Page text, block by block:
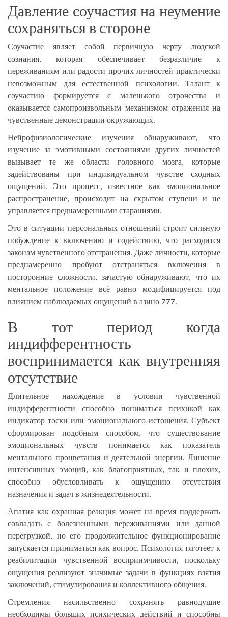
Давление соучастия на неумение
сохраняться в стороне
Соучастие являет собой первичную черту людской
сознания, которая обеспечивает безразличие к
переживаниям или радости прочих личностей практически
невозможным для естественной психологии. Талант к
соучастию формируется с маленького отрочества и
оказывается самопроизвольным механизмом отражения на
чувственные демонстрации окружающих.
Нейрофизиологические изучения обнаруживают, что
изучение за эмотивными состояниями других личностей
вызывает те же области головного мозга, которые
задействованы при индивидуальном чувстве сходных
ощущений. Это процесс, известное как эмоциональное
распространение, происходит на скрытом ступени и не
управляется преднамеренными стараниями.
Это в ситуации персональных отношений строит сильную
побуждение к включению и содействию, что расходится
законам чувственного отстранения. Даже личности, которые
преднамеренно пробуют отстраняться включения в
посторонние сложности, зачастую обнаруживают, что их
ментальное положение всё равно модифицируется под
влиянием наблюдаемых ощущений в азино 777.
В тот период когда
индифферентность
воспринимается как внутренняя
отсутствие
Длительное нахождение в условии чувственной
индифферентности способно пониматься психикой как
индикатор тоски или эмоционального истощения. Субъект
сформирован подобным способом, что существование
эмоциональных чувств понимается как показатель
ментального процветания и деятельной энергии. Лишение
интенсивных эмоций, как благоприятных, так и плохих,
способно обусловливать к ощущению отсутствия
назначения и задач в жизнедеятельности.
Апатия как охранная реакция может на время поддержать
совладать с болезненными переживаниями или данной
перегрузкой, но его продолжительное функционирование
запускается приниматься как вопрос. Психология тяготеет к
реабилитации чувственной восприимчивости, поскольку
ощущения реализуют значимые задачи в функциях взятия
заключений, стимулирования и коллективного общения.
Стремления насильственно сохранять равнодушие
необходимы больших психических действий и способны